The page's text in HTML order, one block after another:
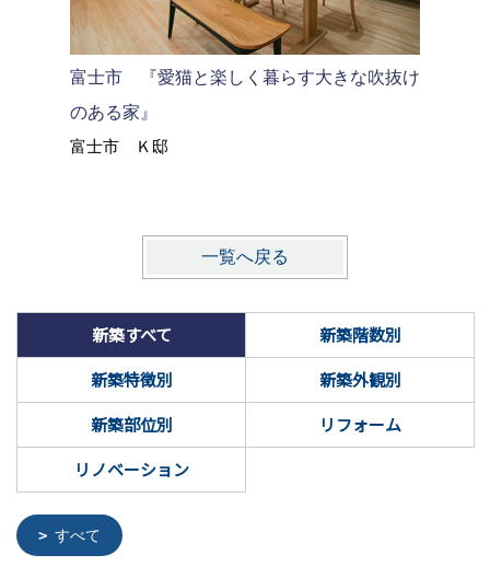
富士市 『愛猫と楽しく暮らす大きな吹抜け
のある家』
富士市 Ｋ邸
一覧へ戻る
新築すべて
新築階数別
新築特徴別
新築外観別
新築部位別
リフォーム
リノベーション
すべて